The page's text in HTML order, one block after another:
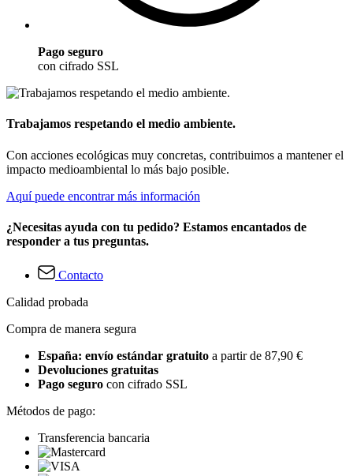
Pago seguro
con cifrado SSL
Trabajamos respetando el medio ambiente.
Con acciones ecológicas muy concretas, contribuimos a mantener el
impacto medioambiental lo más bajo posible.
Aquí puede encontrar más información
¿Necesitas ayuda con tu pedido? Estamos encantados de
responder a tus preguntas.
Contacto
Calidad probada
Compra de manera segura
España: envío estándar gratuito a partir de 87,90 €
Devoluciones gratuitas
Pago seguro con cifrado SSL
Métodos de pago:
Transferencia bancaria